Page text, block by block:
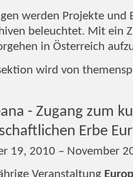
werden Projekte und
beleuchtet. Mit ein
in Österreich
wird von
- Zugang zum
Erbe
19, 2010 – November
Veranstaltung